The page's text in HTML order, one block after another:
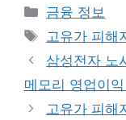
카
테
리
금융 정보
태
그
고유가 피해
삼성전자 노
메모리 영업이
고유가 피해